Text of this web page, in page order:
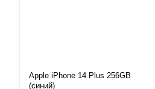
Apple iPhone 14 Plus 256GB
(синий)